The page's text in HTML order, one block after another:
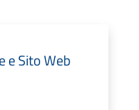
e Sito Web